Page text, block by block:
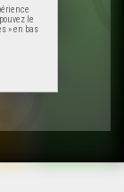
le
» en bas